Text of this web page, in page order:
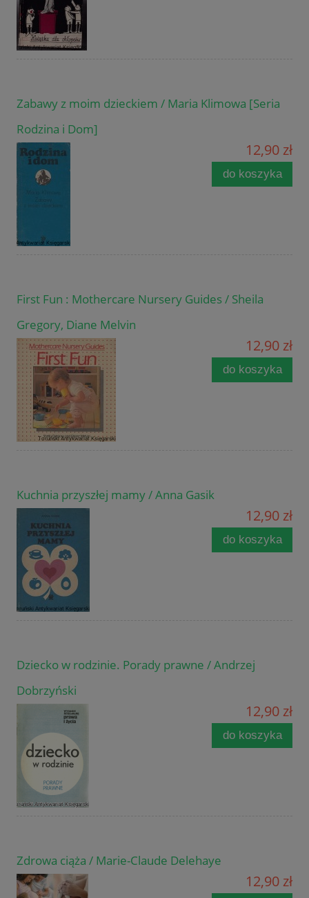
Zabawy z moim dzieckiem / Maria Klimowa [Seria
Rodzina i Dom]
12,90 zł
do koszyka
First Fun : Mothercare Nursery Guides / Sheila
Gregory, Diane Melvin
12,90 zł
do koszyka
Kuchnia przyszłej mamy / Anna Gasik
12,90 zł
do koszyka
Dziecko w rodzinie. Porady prawne / Andrzej
Dobrzyński
12,90 zł
do koszyka
Zdrowa ciąża / Marie-Claude Delehaye
12,90 zł